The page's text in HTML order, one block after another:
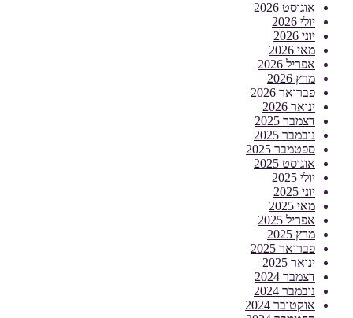
אוגוסט 2026
יולי 2026
יוני 2026
מאי 2026
אפריל 2026
מרץ 2026
פברואר 2026
ינואר 2026
דצמבר 2025
נובמבר 2025
ספטמבר 2025
אוגוסט 2025
יולי 2025
יוני 2025
מאי 2025
אפריל 2025
מרץ 2025
פברואר 2025
ינואר 2025
דצמבר 2024
נובמבר 2024
אוקטובר 2024